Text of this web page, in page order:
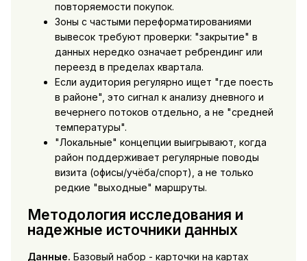
повторяемости покупок.
Зоны с частыми переформатированиями
вывесок требуют проверки: "закрытие" в
данных нередко означает ребрендинг или
переезд в пределах квартала.
Если аудитория регулярно ищет "где поесть
в районе", это сигнал к анализу дневного и
вечернего потоков отдельно, а не "средней
температуры".
"Локальные" концепции выигрывают, когда
район поддерживает регулярные поводы
визита (офисы/учёба/спорт), а не только
редкие "выходные" маршруты.
Методология исследования и
надежные источники данных
Данные. Базовый набор - карточки на картах